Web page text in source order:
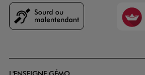
Faciliti